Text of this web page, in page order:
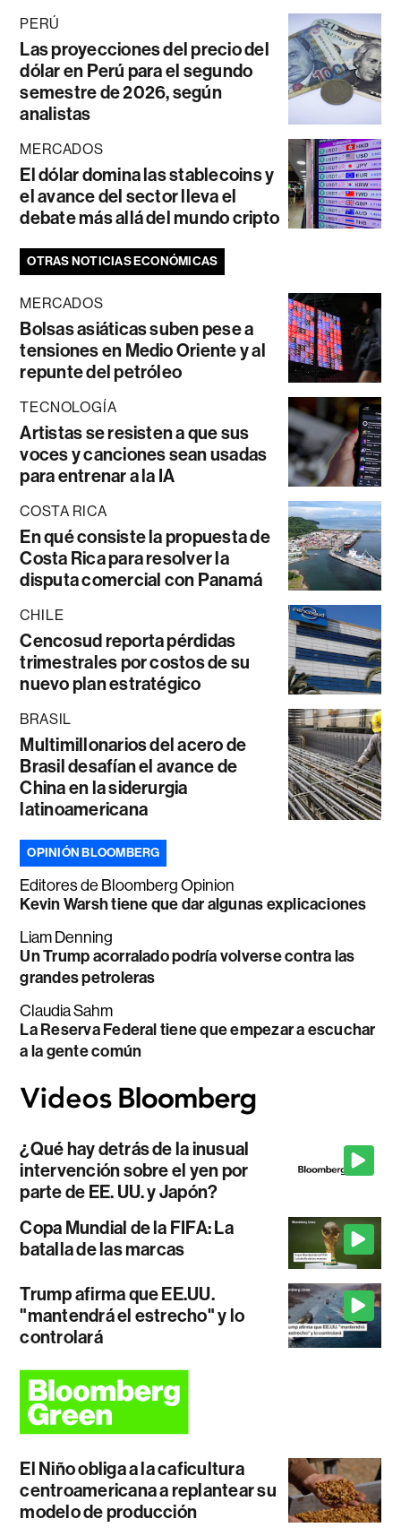
PERÚ
Las proyecciones del precio del
dólar en Perú para el segundo
semestre de 2026, según
analistas
MERCADOS
El dólar domina las stablecoins y
el avance del sector lleva el
debate más allá del mundo cripto
OTRAS NOTICIAS ECONÓMICAS
MERCADOS
Bolsas asiáticas suben pese a
tensiones en Medio Oriente y al
repunte del petróleo
TECNOLOGÍA
Artistas se resisten a que sus
voces y canciones sean usadas
para entrenar a la IA
COSTA RICA
En qué consiste la propuesta de
Costa Rica para resolver la
disputa comercial con Panamá
CHILE
Cencosud reporta pérdidas
trimestrales por costos de su
nuevo plan estratégico
BRASIL
Multimillonarios del acero de
Brasil desafían el avance de
China en la siderurgia
latinoamericana
OPINIÓN BLOOMBERG
Editores de Bloomberg Opinion
Kevin Warsh tiene que dar algunas explicaciones
Liam Denning
Un Trump acorralado podría volverse contra las
grandes petroleras
Claudia Sahm
La Reserva Federal tiene que empezar a escuchar
a la gente común
¿Qué hay detrás de la inusual
intervención sobre el yen por
parte de EE. UU. y Japón?
Copa Mundial de la FIFA: La
batalla de las marcas
Trump afirma que EE.UU.
"mantendrá el estrecho" y lo
controlará
El Niño obliga a la caficultura
centroamericana a replantear su
modelo de producción